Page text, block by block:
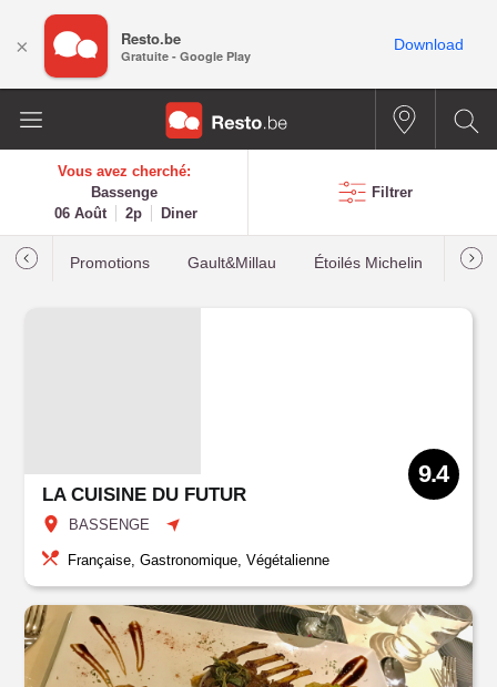
Vous avez cherché:
Bassenge
06 Août
2p Diner
Filtrer
Promotions Gault&Millau Étoilés Michelin Les
LA CUISINE DU FUTUR
BASSENGE
9.4
Française, Gastronomique, Végétalienne
× Resto.be
Gratuite - Google Play
Download